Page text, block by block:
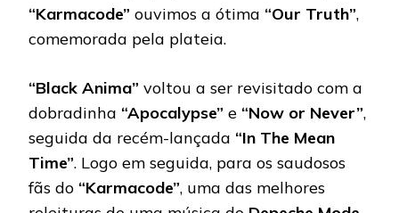
“Karmacode” ouvimos a ótima “Our Truth”,
comemorada pela plateia.
“Black Anima” voltou a ser revisitado com a
dobradinha “Apocalypse” e “Now or Never”,
seguida da recém-lançada “In The Mean
Time”. Logo em seguida, para os saudosos
fãs do “Karmacode”, uma das melhores